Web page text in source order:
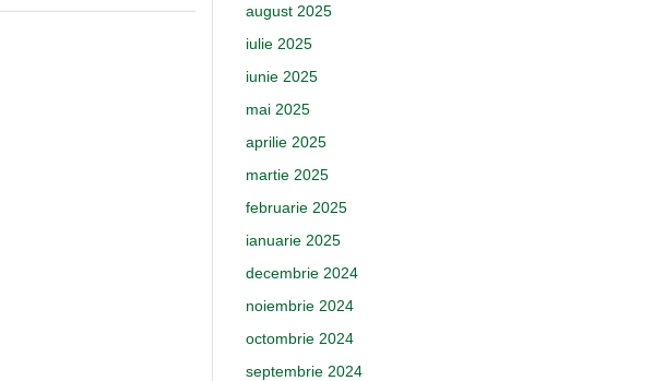
august 2025
iulie 2025
iunie 2025
mai 2025
aprilie 2025
martie 2025
februarie 2025
ianuarie 2025
decembrie 2024
noiembrie 2024
octombrie 2024
septembrie 2024